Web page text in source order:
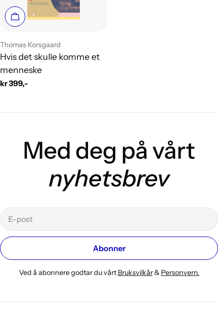
Legg i handlekurv
Leverandør:
Thomas Korsgaard
Hvis det skulle komme et
menneske
Vanlig
kr 399,-
Med deg på vårt
nyhetsbrev
E-
post
Abonner
Ved å abonnere godtar du vårt Bruksvilkår& Personvern.